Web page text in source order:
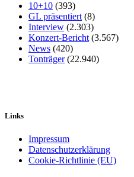
10+10 (393)
GL präsentiert (8)
Interview (2.303)
Konzert-Bericht (3.567)
News (420)
Tonträger(22.940)
Links
Impressum
Datenschutzerklärung
Cookie-Richtlinie (EU)